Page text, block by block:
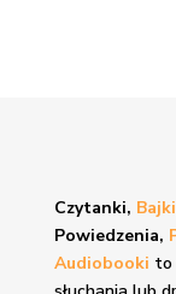
Czytanki, Bajki
Powiedzenia,
Audiobooki to